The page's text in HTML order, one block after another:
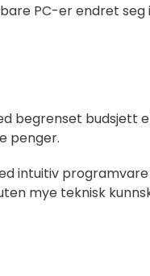
PC-er endret seg
begrenset budsjett
penger.
intuitiv
mye teknisk